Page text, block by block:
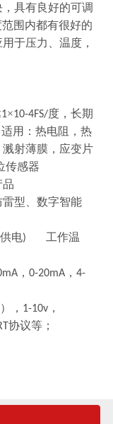
具有良好的可调
围内都有很好的
于压力、温度，
1×10-4FS/度，长期
适用：热电阻，热
射薄膜，应变片
传感器
品
型、数字智能
电) 工作温
， 0-20mA ， 4-
， 1-10v ，
协议等；